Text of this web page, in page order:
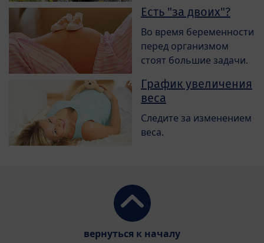
Есть "за двоих"?
Во время беременности
перед организмом
стоят большие задачи.
График увеличения
веса
Следите за изменением
веса.
вернуться к началу